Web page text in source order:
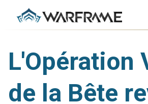
L'Opération
de la Bête